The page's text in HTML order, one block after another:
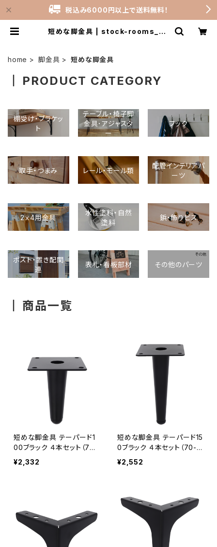
税込み6000円以上で送料無料！
短めな脚金具 | stock-rooms_sh
home 脚金具 短めな脚金具
PRODUCT CATEGORY
棚受け・ブラケッ
ト
テーブル・椅子脚
金具･アジャスタ
ー
フック
取手・つまみ レール・モール類
配管インテリアパ
ーツ
2ｘ4用金具
水性塗料・自然
塗料
鋲・飾りビス
ポスト・置き配関
連
表札・看板部材 その他のパーツ
商品一覧
短めな脚金具 テーパード1
00ブラック ４本セット（70-
551W）
¥2,332
短めな脚金具 テーパード15
0ブラック ４本セット（70-5
52W）
¥2,552